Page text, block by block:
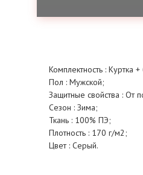
Комплектность : Куртка
Пол : Мужской;
Защитные свойства : От
Сезон : Зима;
Ткань : 100% ПЭ;
Плотность : 170 г/м2;
Цвет : Серый.